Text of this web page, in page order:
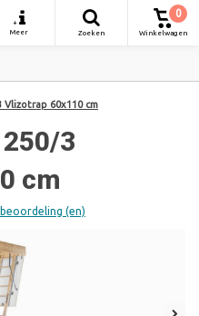
+
Meer
Zoeken
0
Winkelwagen
Vlizotrap 60x110 cm
3
cm
(en)